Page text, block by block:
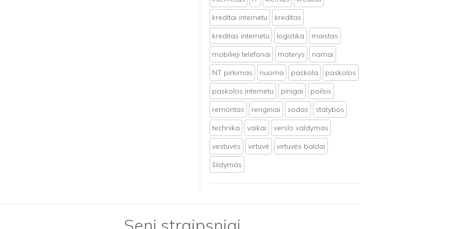
kreditai internetu
kreditas
kreditas internetu
logistika
maistas
mobilieji telefonai
moterys
namai
NT pirkimas
nuoma paskola
paskolos
paskolos internetu
pinigai
poilsis
remontas
renginiai sodas
statybos
technika
vaikai
verslo valdymas
vestuvės
virtuvė
virtuvės baldai
šildymas
Seni straipsniai